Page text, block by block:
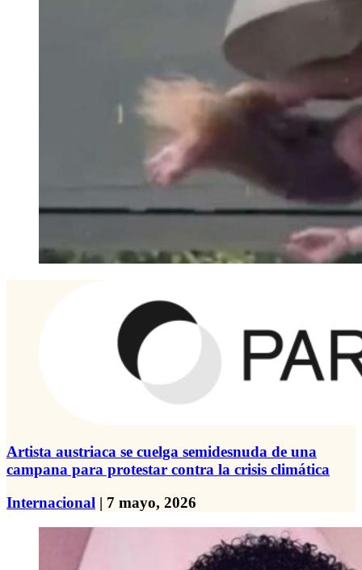
Artista austriaca se cuelga semidesnuda de una
campana para protestar contra la crisis climática
Internacional | 7 mayo, 2026